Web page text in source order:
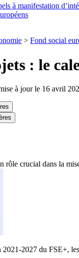
à manifestation
> Fond social
: le
à jour le 16 avril
rôle crucial dans la
2027 du FSE+,